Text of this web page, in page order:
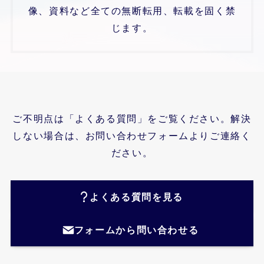
像、資料など全ての無断転用、転載を固く禁
じます。
ご不明点は「よくある質問」をご覧ください。解決
しない場合は、お問い合わせフォームよりご連絡く
ださい。
よくある質問を見る
フォームから問い合わせる